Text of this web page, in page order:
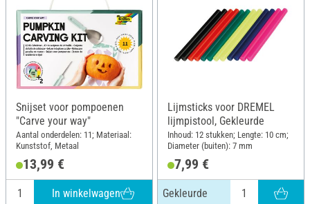
Snijset voor pompoenen
"Carve your way"
Aantal onderdelen: 11; Materiaal:
Kunststof, Metaal
13,99 €
In winkelwagen
Lijmsticks voor DREMEL
lijmpistool, Gekleurde
Inhoud: 12 stukken; Lengte: 10 cm;
Diameter (buiten): 7 mm
7,99 €
Gekleurde